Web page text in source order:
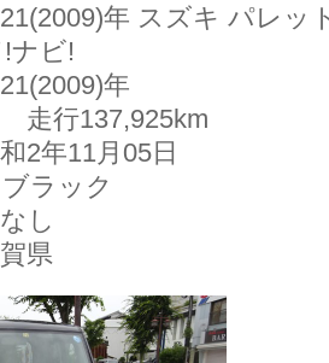
年 スズキ パレッ
ナビ!
年
走行137,925km
2年11月05日
ラック
し
県